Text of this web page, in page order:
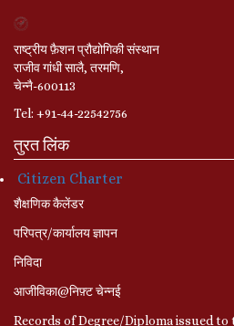
राष्ट्रीय फ़ैशन प्रौद्योगिकी संस्थान
राजीव गांधी सालै, तरमणि,
चेन्नै-600113
Tel: +91-44-22542756
तुरत लिंक
Citizen Charter
शैक्षणिक कैलेंडर
परिपत्र/कार्यालय ज्ञापन
निविदा
आजीविका@निफ़्ट चेन्नई
Records of Degree/Diploma issued